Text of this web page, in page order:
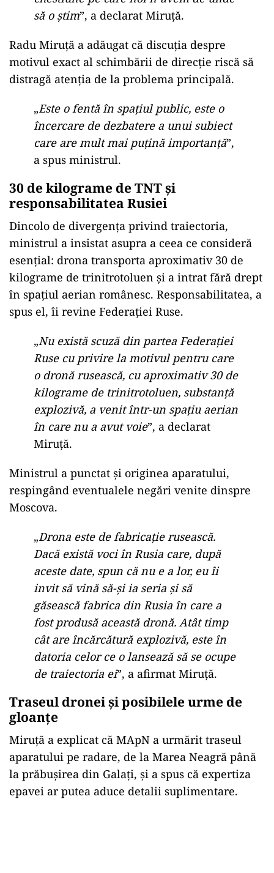
să o știm”, a declarat Miruță.
Radu Miruță a adăugat că discuția despre
motivul exact al schimbării de direcție riscă să
distragă atenția de la problema principală.
„Este o fentă în spațiul public, este o
încercare de dezbatere a unui subiect
care are mult mai puțină importanță”,
a spus ministrul.
30 de kilograme de TNT și
responsabilitatea Rusiei
Dincolo de divergența privind traiectoria,
ministrul a insistat asupra a ceea ce consideră
esențial: drona transporta aproximativ 30 de
kilograme de trinitrotoluen și a intrat fără drept
în spațiul aerian românesc. Responsabilitatea, a
spus el, îi revine Federației Ruse.
„Nu există scuză din partea Federației
Ruse cu privire la motivul pentru care
o dronă rusească, cu aproximativ 30 de
kilograme de trinitrotoluen, substanță
explozivă, a venit într-un spațiu aerian
în care nu a avut voie”, a declarat
Miruță.
Ministrul a punctat și originea aparatului,
respingând eventualele negări venite dinspre
Moscova.
„Drona este de fabricaţie rusească.
Dacă există voci în Rusia care, după
aceste date, spun că nu e a lor, eu îi
invit să vină să-şi ia seria şi să
găsească fabrica din Rusia în care a
fost produsă această dronă. Atât timp
cât are încărcătură explozivă, este în
datoria celor ce o lansează să se ocupe
de traiectoria ei”, a afirmat Miruță.
Traseul dronei și posibilele urme de
gloanțe
Miruță a explicat că MApN a urmărit traseul
aparatului pe radare, de la Marea Neagră până
la prăbușirea din Galați, și a spus că expertiza
epavei ar putea aduce detalii suplimentare.